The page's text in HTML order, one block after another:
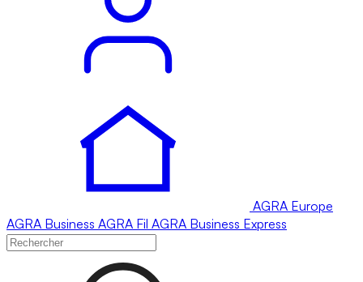
AGRA Europe
AGRA Business AGRA Fil AGRA Business Express